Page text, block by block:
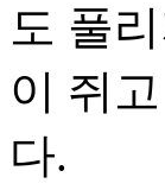
도 풀
이 쥐
다.